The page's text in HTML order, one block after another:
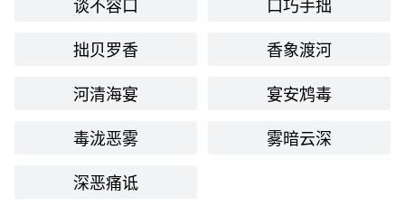
拙贝罗香
香象渡河
河清海宴
宴安鸩毒
毒泷恶雾
雾暗云深
深恶痛诋